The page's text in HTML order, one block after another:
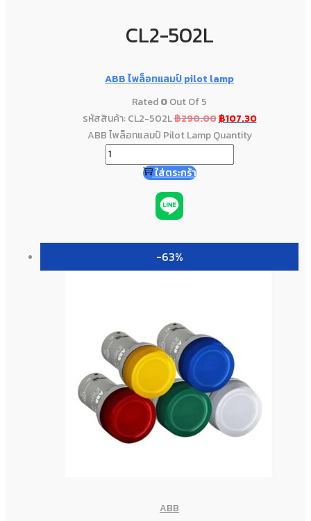
CL2-502L
ABB ไพล็อทแลมป์ pilot lamp
Rated0Out Of 5
รหัสสินค้า: CL2-502L฿290.00฿107.30
ABB ไพล็อทแลมป์ Pilot Lamp Quantity
ใส่ตระกร้า
-63%
ABB